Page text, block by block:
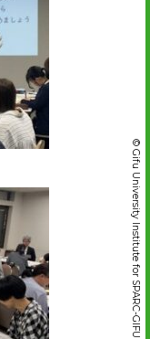
© Gifu University Institute for SPARC-GIFU